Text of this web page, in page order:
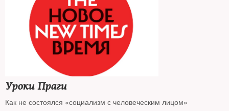
Уроки Праги
Как не состоялся «социализм с человеческим лицом»